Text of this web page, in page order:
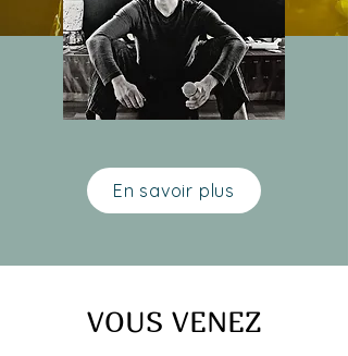
En savoir plus
VOUS VENEZ